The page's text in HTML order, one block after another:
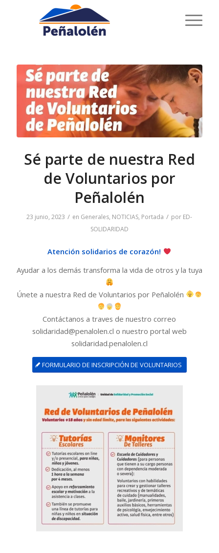
Sé parte de nuestra Red
de Voluntarios por
Peñalolén
23 junio, 2023 / en Generales, NOTICIAS, Portada / por ED-
SOLIDARIDAD
Atención solidarios de corazón!
Ayudar a los demás transforma la vida de otros y la tuya
Únete a nuestra Red de Voluntarios por Peñalolén
Contáctanos a traves de nuestro correo
solidaridad@penalolen.cl o nuestro portal web
solidaridad.penalolen.cl
FORMULARIO DE INSCRIPCIÓN DE VOLUNTARIOS